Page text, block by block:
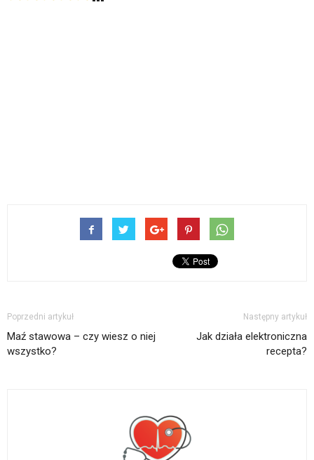
Poprzedni artykuł
Maź stawowa – czy wiesz o niej
wszystko?
Następny artykuł
Jak działa elektroniczna
recepta?